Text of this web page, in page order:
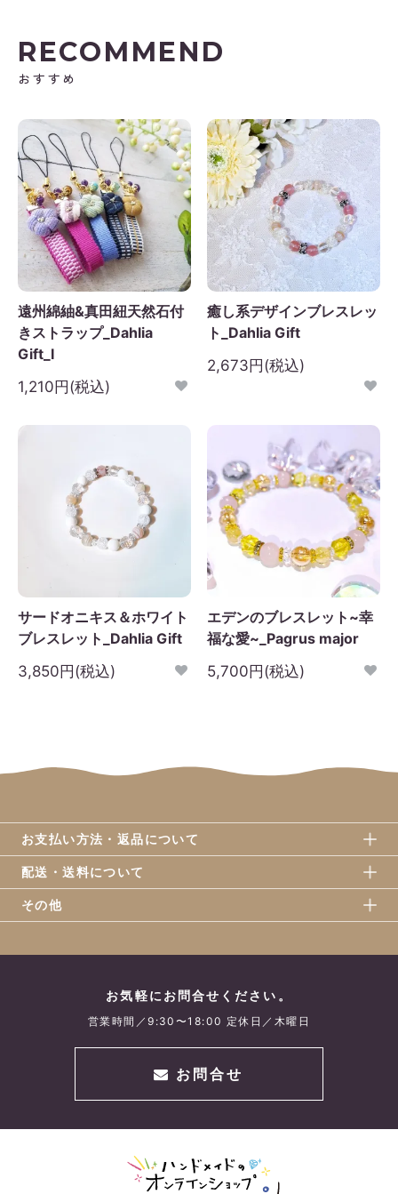
RECOMMEND
おすすめ
遠州綿紬&真田紐天然石付
きストラップ_Dahlia
Gift_I
1,210円(税込)
癒し系デザインブレスレッ
ト_Dahlia Gift
2,673円(税込)
サードオニキス＆ホワイト
ブレスレット_Dahlia Gift
3,850円(税込)
エデンのブレスレット~幸
福な愛~_Pagrus major
5,700円(税込)
お支払い方法・返品について
配送・送料について
その他
お気軽にお問合せください。
営業時間／9:30〜18:00 定休日／木曜日
お問合せ